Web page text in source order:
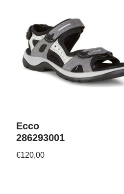
Ecco
286293001
€120,00